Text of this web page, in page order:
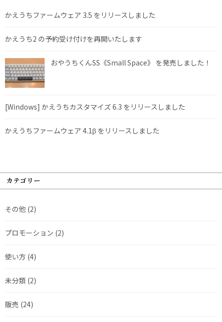
かえうちファームウェア 3.5 をリリースしました
かえうち2 の予約受け付けを再開いたします
おやうちくんSS《Small Space》 を発売しました！
[Windows] かえうちカスタマイズ 6.3 をリリースしました
かえうちファームウェア 4.1β をリリースしました
カテゴリー
その他 (2)
プロモーション (2)
使い方 (4)
未分類 (2)
販売 (24)